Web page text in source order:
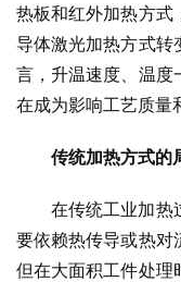
热板和红外加热方式
导体激光加热方式转
言，升温速度、温度
在成为影响工艺质量
传统加热方式的
在传统工业加热
要依赖热传导或热对
但在大面积工件处理